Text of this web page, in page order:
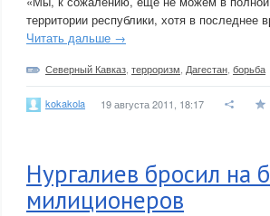
территории республики, хотя в
Читать дальше →
Северный Кавказ терроризм Дагестан борьба
kokakola 19 августа 2011, 18:17
Нургалиев бросил на
милиционеров